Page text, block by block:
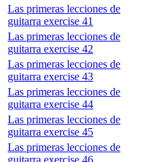
Las primeras lecciones de
guitarra exercise 41
Las primeras lecciones de
guitarra exercise 42
Las primeras lecciones de
guitarra exercise 43
Las primeras lecciones de
guitarra exercise 44
Las primeras lecciones de
guitarra exercise 45
Las primeras lecciones de
guitarra exercise 46